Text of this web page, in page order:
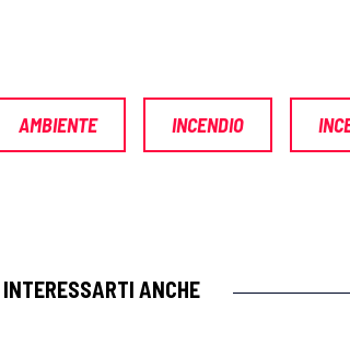
AMBIENTE INCENDIO
ANCHE